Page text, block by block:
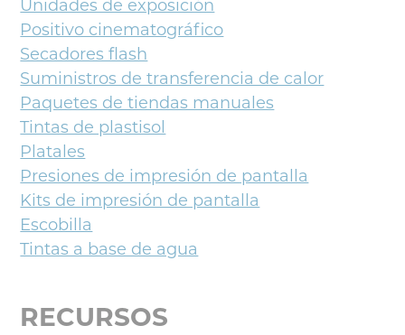
Unidades de exposición
Positivo cinematográfico
Secadores flash
Suministros de transferencia de calor
Paquetes de tiendas manuales
Tintas de plastisol
Platales
Presiones de impresión de pantalla
Kits de impresión de pantalla
Escobilla
Tintas a base de agua
RECURSOS